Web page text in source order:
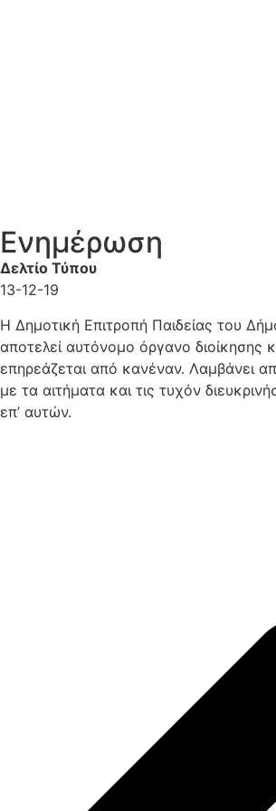
Ενημέρωση
Δελτίο Τύπου
13-12-19
Η Δημοτική Επιτροπή Παιδείας του
αποτελεί αυτόνομο όργανο διοίκησης
επηρεάζεται από κανέναν. Λαμβάνει
με τα αιτήματα και τις τυχόν
επ’ αυτών.